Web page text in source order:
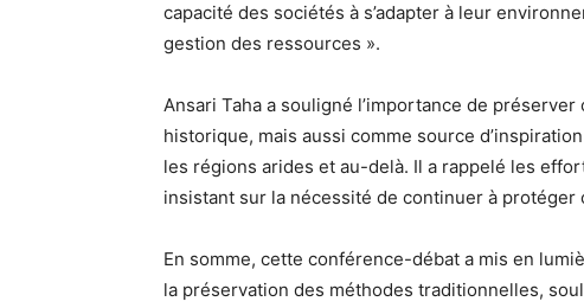
capacité des sociétés à s’adapter à leur
gestion des ressources ».
Ansari Taha a souligné l’importance de
historique, mais aussi comme source
les régions arides et au-delà. Il a rappelé les
insistant sur la nécessité de continuer à protéger
En somme, cette conférence-débat a mis en
la préservation des méthodes traditionnelles,